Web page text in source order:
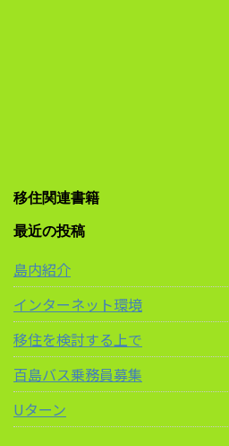
移住関連書籍
最近の投稿
島内紹介
インターネット環境
移住を検討する上で
百島バス乗務員募集
Uターン